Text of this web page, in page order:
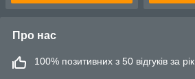
Про нас
100% позитивних з 50 відгуків за рік